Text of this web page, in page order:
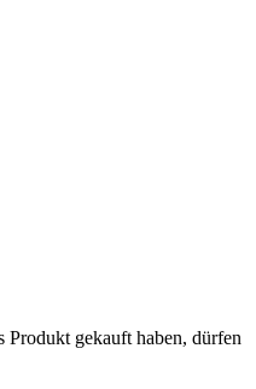
Produkt gekauft haben, dürfen